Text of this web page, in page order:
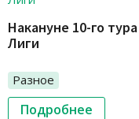
Накануне 10-го
Лиги
Разное
Подробнее